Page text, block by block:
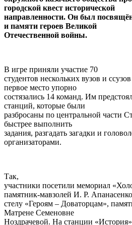
городской квест исторической
направленности. Он был
и памяти героев Великой
Отечественной войны.
В игре приняли участие 70
студентов нескольких вузов и
первое место упорно
состязались 14 команд. Им
станций, которые были
разбросаны по центральной части
быстрее выполнить
задания, разгадать загадки и
организаторами.
Так,
участники посетили мемориал
памятник-мавзолей И. Р.
стелу «Героям – Доваторцам»,
Матрене Семеновне
Ноздрачевой. На станции